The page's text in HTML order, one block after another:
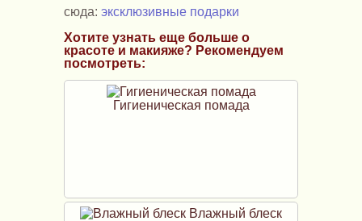
сюда: эксклюзивные подарки
Хотите узнать еще больше о
красоте и макияже? Рекомендуем
посмотреть:
Гигиеническая помада
Влажный блеск